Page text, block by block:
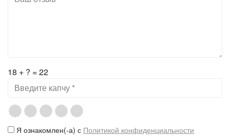
18 + ? = 22
Я ознакомлен(-а) с Политикой конфиденциальности